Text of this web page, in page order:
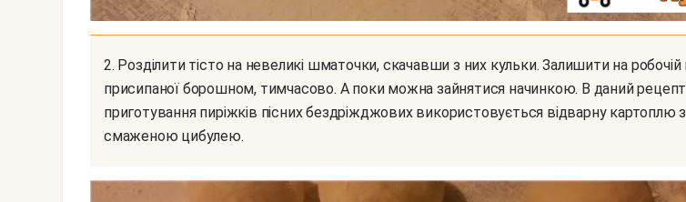
2. Розділити тісто на невеликі шматочки, скачавши з них кульки. Залишити на робочій поверхні,
присипаної борошном, тимчасово. А поки можна зайнятися начинкою. В даний рецепт
приготування пиріжків пісних бездріжджових використовується відварну картоплю з
смаженою цибулею.